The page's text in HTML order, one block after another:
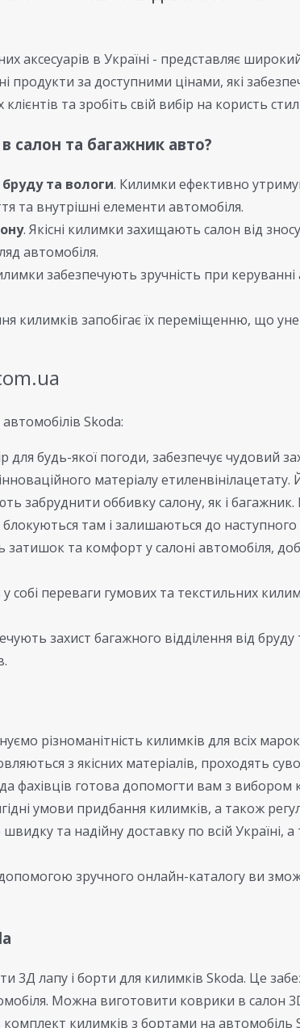
аксесуарів в Україні - представляє
продукти за доступними цінами, які
та зробіть свій вибір на користь
салон та багажник авто?
та вологи. Килимки ефективно
та внутрішні елементи автомобіля.
. Якісні килимки захищають салон від
автомобіля.
забезпечують зручність при
килимків запобігає їх переміщенню, що
Skoda:
для будь-якої погоди, забезпечує чудовий
матеріалу етиленвінілацетату.
забруднити оббивку салону, як і
там і залишаються до
та комфорт у салоні автомобіля,
собі переваги гумових та текстильних
захист багажного відділення від
різноманітність килимків для всіх
з якісних матеріалів, проходять
фахівців готова допомогти вам з вибором
умови придбання килимків, а також
та надійну доставку по всій
зручного онлайн-каталогу ви
3Д лапу і борти для килимків Skoda. Це
Можна виготовити коврики в
килимків з бортами на автомобіль